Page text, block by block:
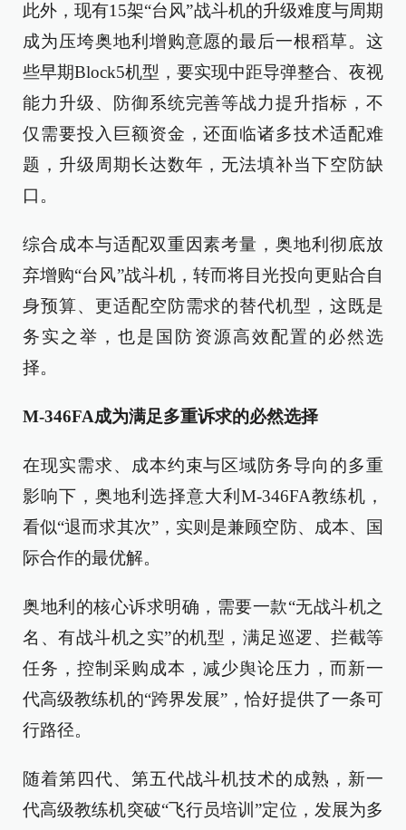
此外，现有15架“台风”战斗机的升级难度与周期
成为压垮奥地利增购意愿的最后一根稻草。这
些早期Block5机型，要实现中距导弹整合、夜视
能力升级、防御系统完善等战力提升指标，不
仅需要投入巨额资金，还面临诸多技术适配难
题，升级周期长达数年，无法填补当下空防缺
口。
综合成本与适配双重因素考量，奥地利彻底放
弃增购“台风”战斗机，转而将目光投向更贴合自
身预算、更适配空防需求的替代机型，这既是
务实之举，也是国防资源高效配置的必然选
择。
M-346FA成为满足多重诉求的必然选择
在现实需求、成本约束与区域防务导向的多重
影响下，奥地利选择意大利M-346FA教练机，
看似“退而求其次”，实则是兼顾空防、成本、国
际合作的最优解。
奥地利的核心诉求明确，需要一款“无战斗机之
名、有战斗机之实”的机型，满足巡逻、拦截等
任务，控制采购成本，减少舆论压力，而新一
代高级教练机的“跨界发展”，恰好提供了一条可
行路径。
随着第四代、第五代战斗机技术的成熟，新一
代高级教练机突破“飞行员培训”定位，发展为多